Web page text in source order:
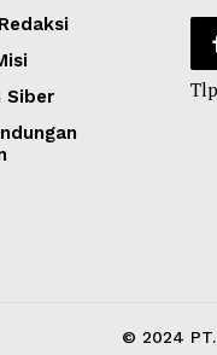
Siber
© 2024